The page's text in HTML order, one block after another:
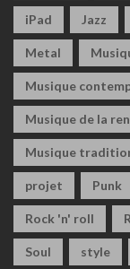
iPad Jazz
Metal
Musique
Musique de la
Musique
projet Punk
Rock 'n' roll
Soul style